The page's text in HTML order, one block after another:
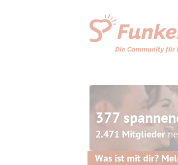
377
2.471 Mitglieder
Was ist mit dir?